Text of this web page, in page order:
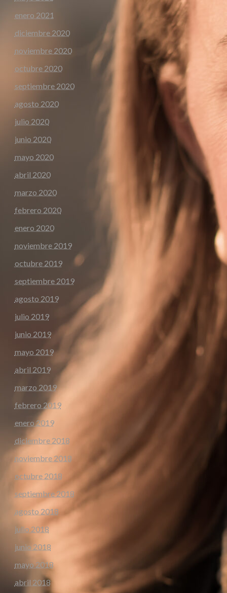
enero 2021
diciembre 2020
noviembre 2020
octubre 2020
septiembre 2020
agosto 2020
julio 2020
junio 2020
mayo 2020
abril 2020
marzo 2020
febrero 2020
enero 2020
noviembre 2019
octubre 2019
septiembre 2019
agosto 2019
julio 2019
junio 2019
mayo 2019
abril 2019
marzo 2019
febrero 2019
enero 2019
diciembre 2018
noviembre 2018
octubre 2018
septiembre 2018
agosto 2018
julio 2018
junio 2018
mayo 2018
abril 2018